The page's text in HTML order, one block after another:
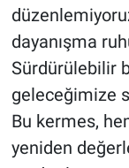
dayanışma
Sürdürülebilir
geleceğimize
Bu kermes,
yeniden